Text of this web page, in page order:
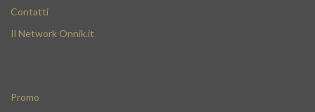
Contatti
Il Network Onnik.it
Promo